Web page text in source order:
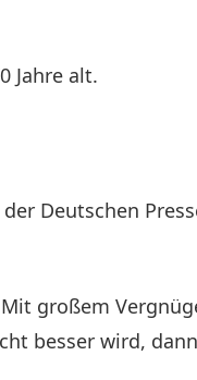
Jahre alt.
Deutschen
großem
besser wird,